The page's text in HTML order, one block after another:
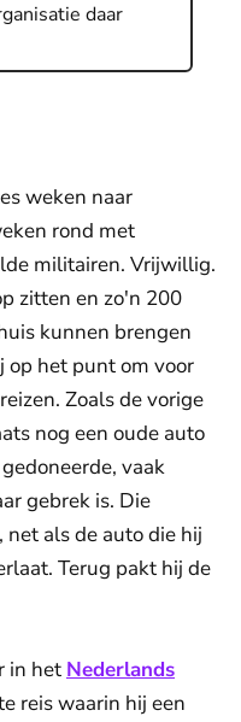
daar
weken naar
rond met
militairen. Vrijwillig.
zitten en zo'n 200
kunnen brengen
op het punt om voor
Zoals de vorige
nog een oude auto
vaak
gebrek is. Die
als de auto die hij
Terug pakt hij de
in het Nederlands
reis waarin hij een